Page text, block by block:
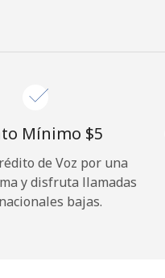
Mínimo ⁦$5⁩
de Voz por una
y disfruta llamadas
bajas.